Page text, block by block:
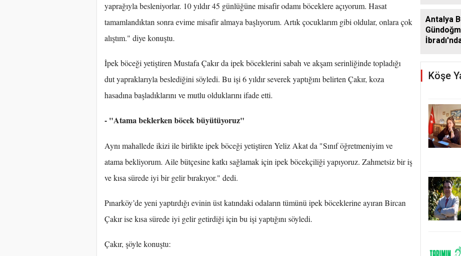
yaprağıyla besleniyorlar. 10 yıldır 45 günlüğüne misafir odamı böceklere açıyorum. Hasat
tamamlandıktan sonra evime misafir almaya başlıyorum. Artık çocuklarım gibi oldular, onlara çok
alıştım." diye konuştu.
İpek böceği yetiştiren Mustafa Çakır da ipek böceklerini sabah ve akşam serinliğinde topladığı
dut yapraklarıyla beslediğini söyledi. Bu işi 6 yıldır severek yaptığını belirten Çakır, koza
hasadına başladıklarını ve mutlu olduklarını ifade etti.
- "Atama beklerken böcek büyütüyoruz"
Aynı mahallede ikizi ile birlikte ipek böceği yetiştiren Yeliz Akat da "Sınıf öğretmeniyim ve
atama bekliyorum. Aile bütçesine katkı sağlamak için ipek böcekçiliği yapıyoruz. Zahmetsiz bir iş
ve kısa sürede iyi bir gelir bırakıyor." dedi.
Pınarköy’de yeni yaptırdığı evinin üst katındaki odaların tümünü ipek böceklerine ayıran Bircan
Çakır ise kısa sürede iyi gelir getirdiği için bu işi yaptığını söyledi.
Çakır, şöyle konuştu:
Antalya
Köşe